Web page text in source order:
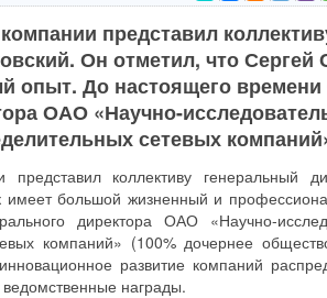
представил
Он отметил, что Сергей
До настоящего времени
ОАО «Научно-
сетевых
представил коллективу генеральный
имеет большой жизненный и
директора ОАО «Научно-
компаний» (100% дочернее
развитие компаний
награды.